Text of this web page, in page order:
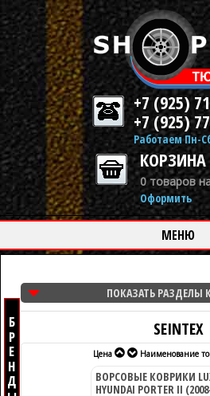
+7 (925)
+7 (925)
Работаем Пн-
КОРЗИНА
0 товаров
Оформить
МЕНЮ
ПОКАЗАТЬ РАЗДЕЛЫ
SEINTEX
Цена Наименование
ВОРСОВЫЕ КОВРИКИ
HYUNDAI PORTER II